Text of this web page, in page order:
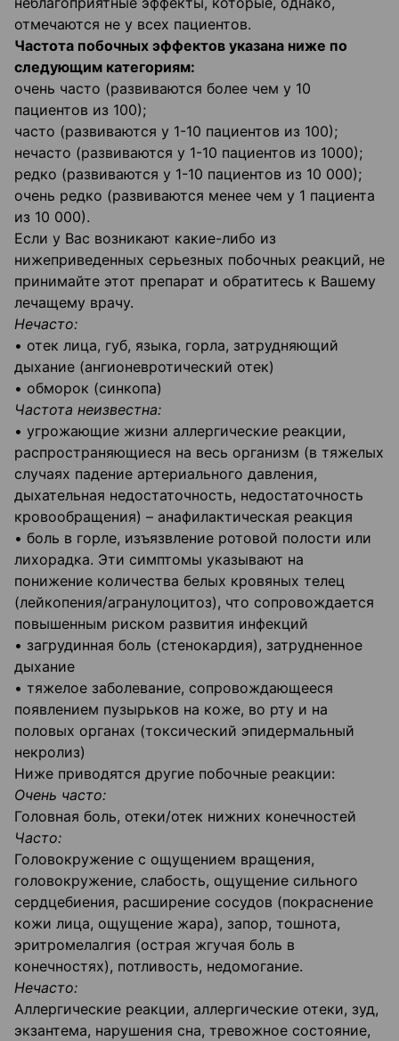
отмечаются не у всех пациентов.
Частота побочных эффектов указана ниже по
следующим категориям:
очень часто (развиваются более чем у 10
пациентов из 100);
часто (развиваются у 1-10 пациентов из 100);
нечасто (развиваются у 1-10 пациентов из 1000);
редко (развиваются у 1-10 пациентов из 10 000);
очень редко (развиваются менее чем у 1 пациента
из 10 000).
Если у Вас возникают какие-либо из
нижеприведенных серьезных побочных реакций, не
принимайте этот препарат и обратитесь к Вашему
лечащему врачу.
Нечасто:
• отек лица, губ, языка, горла, затрудняющий
дыхание (ангионевротический отек)
• обморок (синкопа)
Частота неизвестна:
• угрожающие жизни аллергические реакции,
распространяющиеся на весь организм (в тяжелых
случаях падение артериального давления,
дыхательная недостаточность, недостаточность
кровообращения) – анафилактическая реакция
• боль в горле, изъязвление ротовой полости или
лихорадка. Эти симптомы указывают на
понижение количества белых кровяных телец
(лейкопения/агранулоцитоз), что сопровождается
повышенным риском развития инфекций
• загрудинная боль (стенокардия), затрудненное
дыхание
• тяжелое заболевание, сопровождающееся
появлением пузырьков на коже, во рту и на
половых органах (токсический эпидермальный
некролиз)
Ниже приводятся другие побочные реакции:
Очень часто:
Головная боль, отеки/отек нижних конечностей
Часто:
Головокружение с ощущением вращения,
головокружение, слабость, ощущение сильного
сердцебиения, расширение сосудов (покраснение
кожи лица, ощущение жара), запор, тошнота,
эритромелалгия (острая жгучая боль в
конечностях), потливость, недомогание.
Нечасто:
Аллергические реакции, аллергические отеки, зуд,
экзантема, нарушения сна, тревожное состояние,